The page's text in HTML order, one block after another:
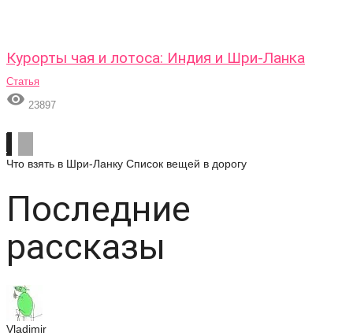
Курорты чая и лотоса: Индия и Шри-Ланка
Статья
 23897
Что взять в Шри-Ланку Список вещей в дорогу
Последние
рассказы
Vladimir